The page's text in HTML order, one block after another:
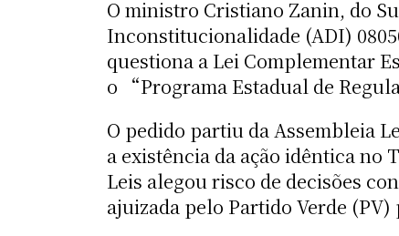
O ministro Cristiano Zanin, do
Inconstitucionalidade (ADI)
questiona a Lei Complementar
o “Programa Estadual de
O pedido partiu da Assembleia
a existência da ação idêntica no
Leis alegou risco de decisões
ajuizada pelo Partido Verde